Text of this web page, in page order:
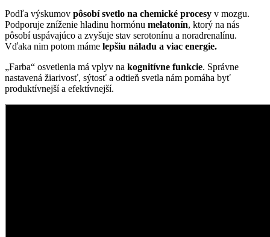
Podľa výskumov pôsobí svetlo na chemické procesy v mozgu.
Podporuje zníženie hladinu hormónu melatonín, ktorý na nás
pôsobí uspávajúco a zvyšuje stav serotonínu a noradrenalínu.
Vďaka nim potom máme lepšiu náladu a viac energie.
„Farba“ osvetlenia má vplyv na kognitívne funkcie. Správne
nastavená žiarivosť, sýtosť a odtieň svetla nám pomáha byť
produktívnejší a efektívnejší.